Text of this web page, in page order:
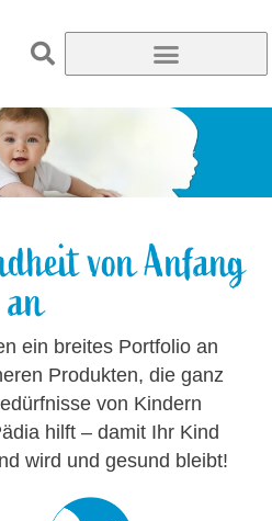
von Anfang
an
ein breites Portfolio an
Produkten, die ganz
von Kindern
hilft – damit Ihr Kind
wird und gesund bleibt!